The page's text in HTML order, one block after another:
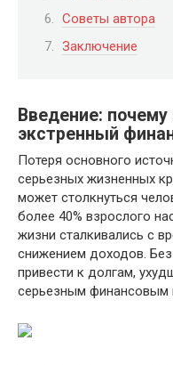
Советы автора
Заключение
Введение:
экстренный
Потеря основного
серьезных жизненных
может столкнуться
более 40% взрослого
жизни сталкивались с
снижением доходов.
привести к долгам,
серьезным финансовым